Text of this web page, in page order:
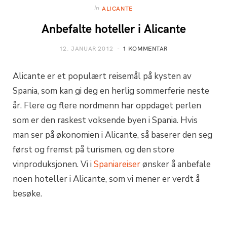
In ALICANTE
Anbefalte hoteller i Alicante
12. JANUAR 2012 1 KOMMENTAR
Alicante er et populært reisemål på kysten av
Spania, som kan gi deg en herlig sommerferie neste
år. Flere og flere nordmenn har oppdaget perlen
som er den raskest voksende byen i Spania. Hvis
man ser på økonomien i Alicante, så baserer den seg
først og fremst på turismen, og den store
vinproduksjonen. Vi i Spaniareiserønsker å anbefale
noen hoteller i Alicante, som vi mener er verdt å
besøke.